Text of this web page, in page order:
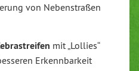
von Nebenstraßen
mit „Lollies“
Erkennbarkeit